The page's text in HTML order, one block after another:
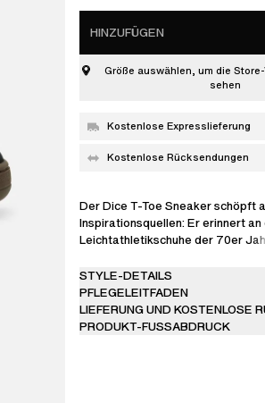
HINZUFÜGEN
Größe auswählen, um die
sehen
Kostenlose Expresslieferung
Kostenlose Rücksendungen
Der Dice T-Toe Sneaker schöpft
Inspirationsquellen: Er erinnert an
Leichtathletikschuhe der 70er
kontrastierende Obermaterial ist
Wildleder handgefertigt.
STYLE-DETAILS
PFLEGELEITFADEN
LIEFERUNG UND KOSTENLOSE
PRODUKT-FUSSABDRUCK